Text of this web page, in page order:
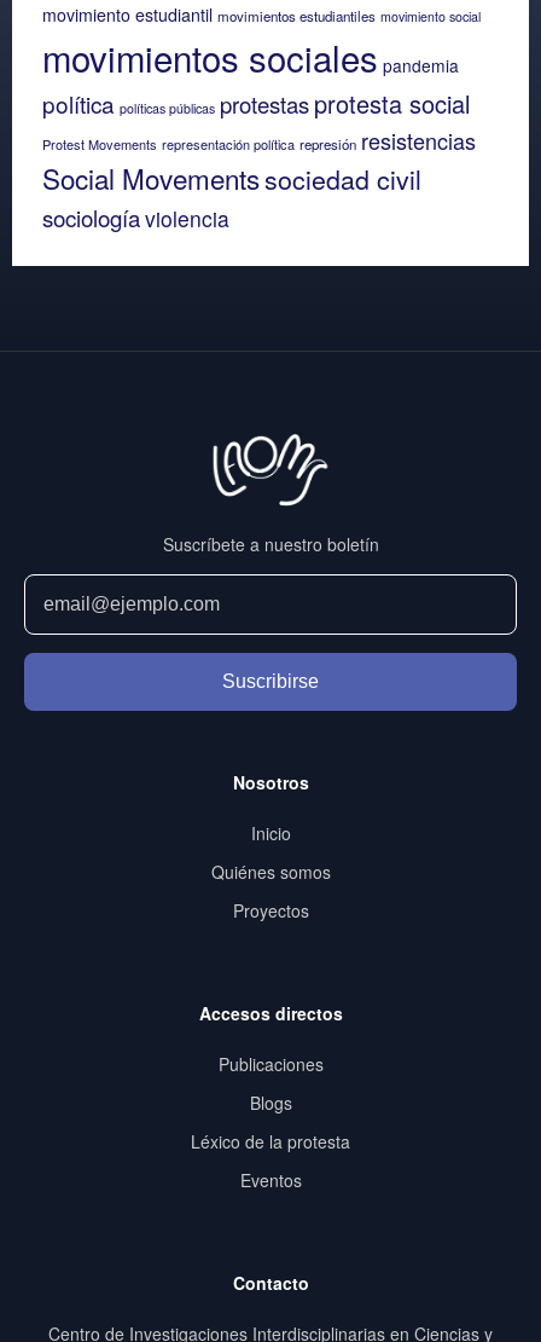
movimiento estudiantil movimientos estudiantiles movimiento social
movimientos sociales pandemia
política políticas públicas protestasprotesta social
Protest Movements representación política represión resistencias
Social Movementssociedad civil
sociologíaviolencia
Suscríbete a nuestro boletín
Suscribirse
Nosotros
Inicio
Quiénes somos
Proyectos
Accesos directos
Publicaciones
Blogs
Léxico de la protesta
Eventos
Contacto
Centro de Investigaciones Interdisciplinarias en Ciencias y